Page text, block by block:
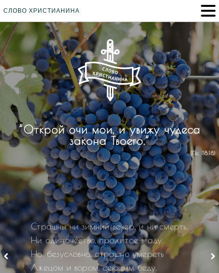
”Открой очи мои, и увижу чудеса
закона Твоего.”
(Пс. 118:18)
Страшны ни зимний вечер, и ни смерть,
Ни одиночество, прожитое в аду.
Но, безусловно, страшно умереть
Лжецом и вором, сеющим беду.
СЛОВО ХРИСТИАНИНА